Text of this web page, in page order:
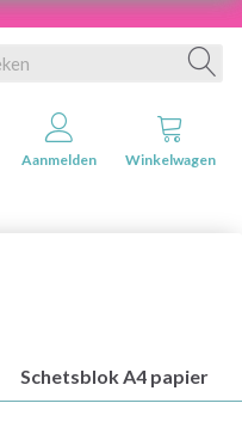
Aanmelden Winkelwagen
Schetsblok A4 papier